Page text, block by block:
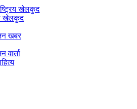
खेलकुद
खेलकुद
खबर
वार्ता